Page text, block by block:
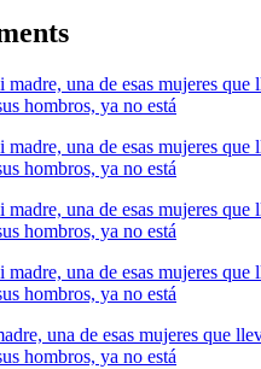
madre, una de esas mujeres que
hombros, ya no está
madre, una de esas mujeres que
hombros, ya no está
madre, una de esas mujeres que
hombros, ya no está
madre, una de esas mujeres que
hombros, ya no está
una de esas mujeres que
hombros, ya no está